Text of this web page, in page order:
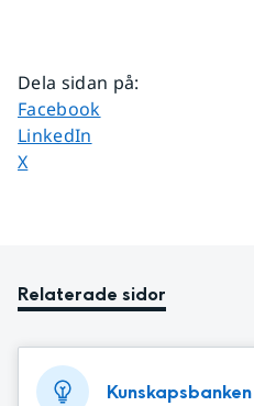
Dela sidan på:
Dela sidan på
Facebook
Dela sidan på
LinkedIn
Dela sidan på
X
Relaterade sidor
Kunskapsbanken